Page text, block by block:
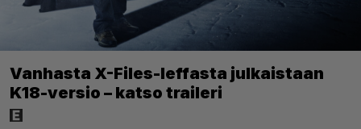
Vanhasta X-Files-leffasta julkaistaan
K18-versio – katso traileri